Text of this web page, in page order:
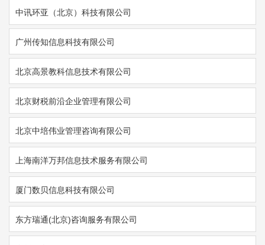
中讯环亚（北京）科技有限公司
广州传知信息科技有限公司
北京高景教科信息技术有限公司
北京财税前沿企业管理有限公司
北京中培伟业管理咨询有限公司
上海南洋万邦信息技术服务有限公司
厦门数贝信息科技有限公司
东方瑞通(北京)咨询服务有限公司